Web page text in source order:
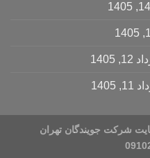
1405
1405
شرکت جویندگان تهران